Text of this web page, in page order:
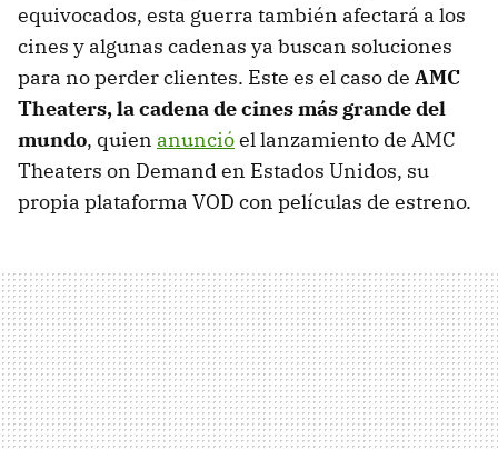
equivocados, esta guerra también afectará a los
cines y algunas cadenas ya buscan soluciones
para no perder clientes. Este es el caso de AMC
Theaters, la cadena de cines más grande del
mundo, quien anuncióel lanzamiento de AMC
Theaters on Demand en Estados Unidos, su
propia plataforma VOD con películas de estreno.